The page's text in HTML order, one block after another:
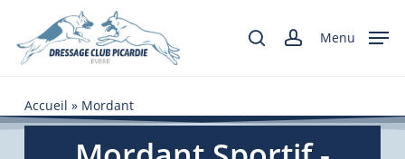
main
searchaccount
Menu
Accueil » Mordant